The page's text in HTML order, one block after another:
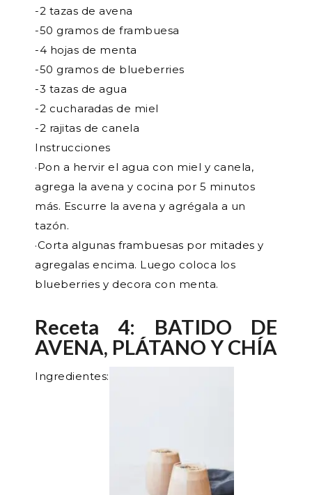
-2 tazas de avena
-50 gramos de frambuesa
-4 hojas de menta
-50 gramos de blueberries
-3 tazas de agua
-2 cucharadas de miel
-2 rajitas de canela
Instrucciones
·Pon a hervir el agua con miel y canela,
agrega la avena y cocina por 5 minutos
más. Escurre la avena y agrégala a un
tazón.
·Corta algunas frambuesas por mitades y
agregalas encima. Luego coloca los
blueberries y decora con menta.
Receta 4: BATIDO DE
AVENA, PLÁTANO Y CHÍA
Ingredientes: